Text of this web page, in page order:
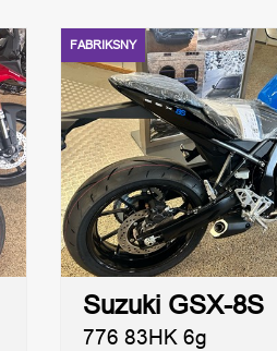
0 2
FABRIKSNY
Suzuki GSX-8S
776 83HK 6g